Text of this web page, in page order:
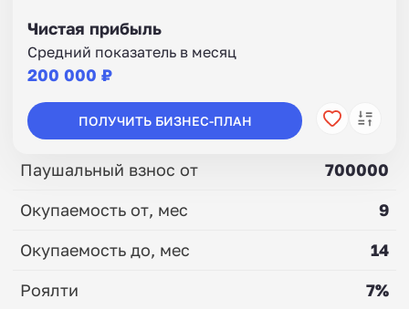
Чистая прибыль
Средний показатель в месяц
200 000 ₽
ПОЛУЧИТЬ БИЗНЕС-ПЛАН
Паушальный взнос от
700000
Окупаемость от, мес
9
Окупаемость до, мес
14
Роялти
7%